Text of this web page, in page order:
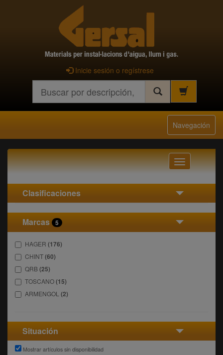
Inicie sesión o regístrese
Navegación
Navegación
Clasificaciones
Marcas 5
HAGER (176)
CHINT(60)
QRB(25)
TOSCANO(15)
ARMENGOL (2)
Situación
Mostrar artículos sin disponibilidad